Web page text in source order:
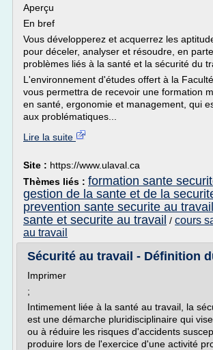
Aperçu
En bref
Vous développerez et acquerrez les
pour déceler, analyser et résoudre, en
problèmes liés à la santé et la sécurité du
L'environnement d'études offert à la
vous permettra de recevoir une formation
en santé, ergonomie et management, qui
aux problématiques...
Lire la suite
Site : https://www.ulaval.ca
Thèmes liés : formation sante
gestion de la sante et de la
prevention sante securite au travail
sante et securite au travail / cours
au travail
Sécurité au travail - Définition
Imprimer
;
Intimement liée à la santé au travail, la
est une démarche pluridisciplinaire qui
ou à réduire les risques d'accidents
produire lors de l'exercice d'une activité